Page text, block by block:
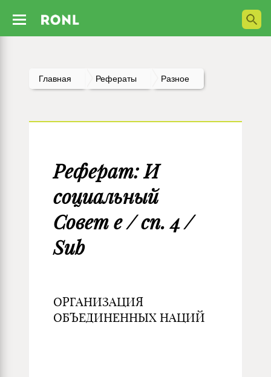
Главная Рефераты Разное
Реферат: И
социальный
Совет e / cn. 4 /
Sub
ОРГАНИЗАЦИЯ
ОБЪЕДИНЕННЫХ НАЦИЙ